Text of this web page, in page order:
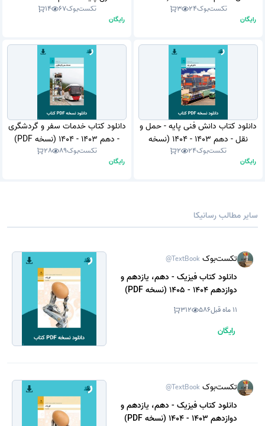
PDF)
تکست‌بوک24
3
رایگان
(نسخه PDF)
تکست‌بوک67
14
رایگان
دانلود کتاب دانش فنی پایه - حمل و
نقل - دهم 1403 - 1404 (نسخه
PDF)
تکست‌بوک24
2
رایگان
دانلود کتاب خدمات سفر و گردشگری
- دهم 1403 - 1404 (نسخه PDF)
تکست‌بوک89
28
رایگان
سایر مطالب رسانیکا
تکست‌بوک @TextBook
دانلود کتاب فیزیک - دهم، یازدهم و
دوازدهم 1404 - 1405 (نسخه PDF)
11 ماه قبل 586
312
رایگان
تکست‌بوک @TextBook
دانلود کتاب فیزیک - دهم، یازدهم و
دوازدهم 1403 - 1404 (نسخه PDF)